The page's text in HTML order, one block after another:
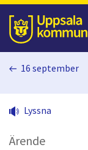
Till sidans
huvudinnehåll
16 september
Lyssna
Ärende